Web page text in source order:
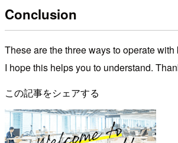
Conclusion
These are the three ways to operate
I hope this helps you to understand.
この記事をシェアする